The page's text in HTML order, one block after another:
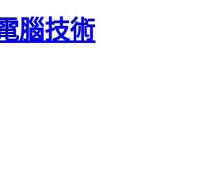
腦技術